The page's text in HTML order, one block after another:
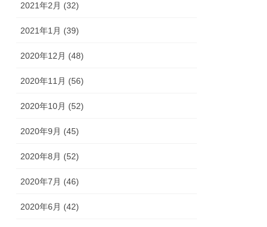
2021年2月 (32)
2021年1月 (39)
2020年12月 (48)
2020年11月 (56)
2020年10月 (52)
2020年9月 (45)
2020年8月 (52)
2020年7月 (46)
2020年6月 (42)